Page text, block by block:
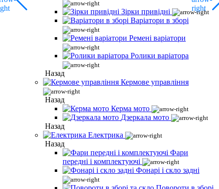
Зірки привідні
Варіатори в зборі
Ремені варіатори
Ролики варіатора
Назад
Кермове управління
Назад
Керма мото
Дзеркала мото
Назад
Електрика
Назад
Фари
передні і комплектуючі
Фонарі і скло задні